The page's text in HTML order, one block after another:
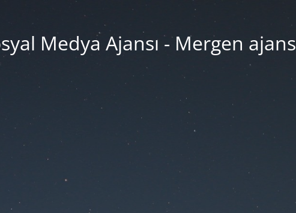
Medya Ajansı - Mergen ajans